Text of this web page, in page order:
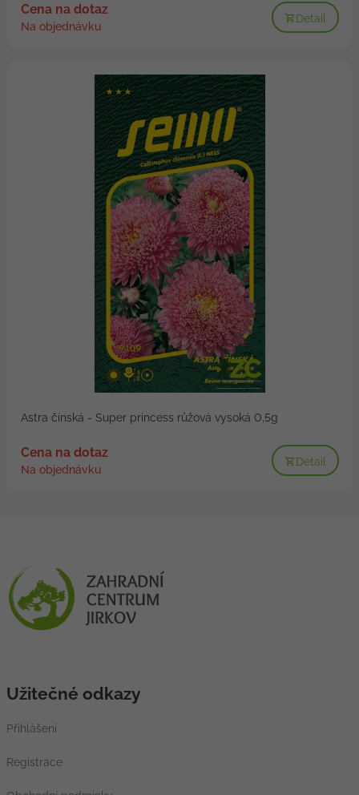
Cena na dotaz
Na objednávku
Detail
Astra čínská - Super princess růžová vysoká 0,5g
Cena na dotaz
Na objednávku
Detail
Užitečné odkazy
Přihlášení
Registrace